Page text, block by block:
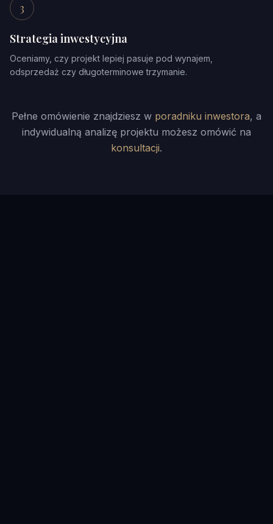
3
Strategia inwestycyjna
Oceniamy, czy projekt lepiej pasuje pod wynajem,
odsprzedaż czy długoterminowe trzymanie.
Pełne omówienie znajdziesz w poradniku inwestora, a
indywidualną analizę projektu możesz omówić na
konsultacji.